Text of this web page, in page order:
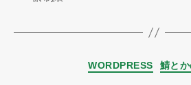
カ
WORDPRESS 鯖と